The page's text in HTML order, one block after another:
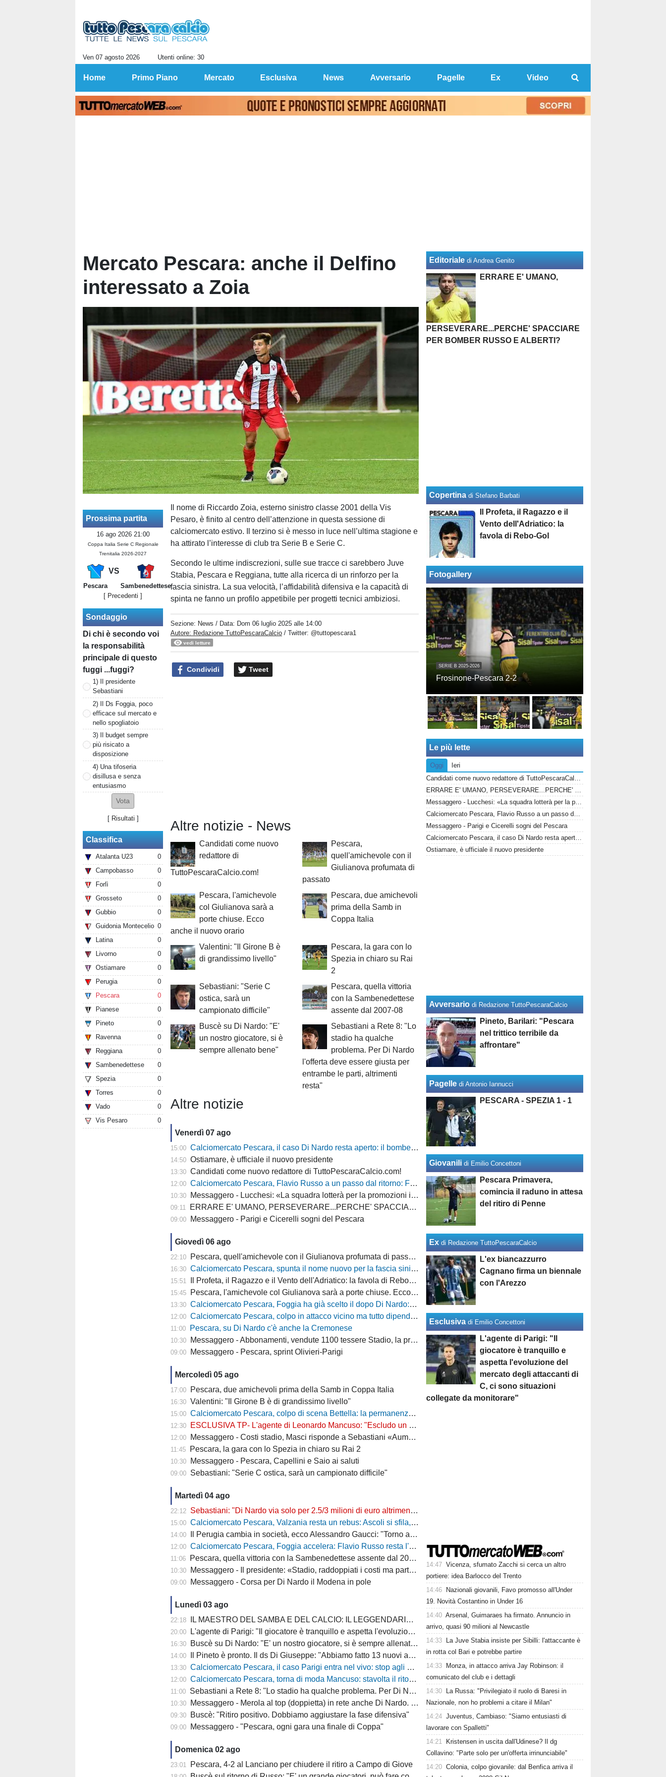
Ven 07 agosto 2026 Utenti online: 30
Home Primo Piano Mercato Esclusiva News Avversario Pagelle Ex Video
Mercato Pescara: anche il Delfino
interessato a Zoia
Prossima partita
16 ago 2026 21:00
Coppa Italia Serie C Regionale
Trenitalia 2026-2027
VS
Pescara
Sambenedettese
[ Precedenti ]
Sondaggio
Di chi è secondo voi
la responsabilità
principale di questo
fuggi ...fuggi?
1) Il presidente
Sebastiani
2) Il Ds Foggia, poco
efficace sul mercato e
nello spogliatoio
3) Il budget sempre
più risicato a
disposizione
4) Una tifoseria
disillusa e senza
entusiasmo
[ Risultati ]
Classifica
Atalanta U23
0
Campobasso
0
Forlì
0
Grosseto
0
Gubbio
0
Guidonia Montecelio 0
Latina
0
Livorno
0
Ostiamare
0
Perugia
0
Pescara
0
Pianese
0
Pineto
0
Ravenna
0
Reggiana
0
Sambenedettese
0
Spezia
0
Torres
0
Vado
0
Vis Pesaro
0
Il nome di Riccardo Zoia, esterno sinistro classe 2001 della Vis
Pesaro, è finito al centro dell’attenzione in questa sessione di
calciomercato estivo. Il terzino si è messo in luce nell’ultima stagione e
ha attirato l’interesse di club tra Serie B e Serie C.
Secondo le ultime indiscrezioni, sulle sue tracce ci sarebbero Juve
Stabia, Pescara e Reggiana, tutte alla ricerca di un rinforzo per la
fascia sinistra. La sua velocità, l’affidabilità difensiva e la capacità di
spinta ne fanno un profilo appetibile per progetti tecnici ambiziosi.
Sezione: News / Data: Dom 06 luglio 2025 alle 14:00
Autore: Redazione TuttoPescaraCalcio / Twitter: @tuttopescara1
vedi letture
Condividi Tweet
Altre notizie - News
Candidati come nuovo
redattore di
TuttoPescaraCalcio.com!
Pescara,
quell'amichevole con il
Giulianova profumata di
passato
Pescara, l'amichevole
col Giulianova sarà a
porte chiuse. Ecco
anche il nuovo orario
Pescara, due amichevoli
prima della Samb in
Coppa Italia
Valentini: "Il Girone B è
di grandissimo livello"
Pescara, la gara con lo
Spezia in chiaro su Rai
2
Sebastiani: "Serie C
ostica, sarà un
campionato difficile"
Pescara, quella vittoria
con la Sambenedettese
assente dal 2007-08
Buscè su Di Nardo: "E'
un nostro giocatore, si è
sempre allenato bene"
Sebastiani a Rete 8: "Lo
stadio ha qualche
problema. Per Di Nardo
l'offerta deve essere giusta per
entrambe le parti, altrimenti
resta"
Altre notizie
Venerdì 07 ago
15:00 Calciomercato Pescara, il caso Di Nardo resta aperto: il bomber può anche restare in biancazzurro
14:50 Ostiamare, è ufficiale il nuovo presidente
13:30 Candidati come nuovo redattore di TuttoPescaraCalcio.com!
12:00 Calciomercato Pescara, Flavio Russo a un passo dal ritorno: Foggia accelera, il Sassuolo prepara il via libera
10:30 Messaggero - Lucchesi: «La squadra lotterà per la promozioni in serie B»
09:11 ERRARE E' UMANO, PERSEVERARE...PERCHE' SPACCIARE PER BOMBER RUSSO E ALBERTI?
09:00 Messaggero - Parigi e Cicerelli sogni del Pescara
Giovedì 06 ago
22:10 Pescara, quell'amichevole con il Giulianova profumata di passato
16:30 Calciomercato Pescara, spunta il nome nuovo per la fascia sinistra
15:51 Il Profeta, il Ragazzo e il Vento dell'Adriatico: la favola di Rebo-Gol
15:45 Pescara, l'amichevole col Giulianova sarà a porte chiuse. Ecco anche il nuovo orario
13:30 Calciomercato Pescara, Foggia ha già scelto il dopo Di Nardo: c'è un nome in cima alla lista
12:00 Calciomercato Pescara, colpo in attacco vicino ma tutto dipende da Di Nardo: il Frosinone si chiama fuori?
11:00 Pescara, su Di Nardo c'è anche la Cremonese
10:30 Messaggero - Abbonamenti, vendute 1100 tessere Stadio, la protesta dei tifosi disabili
09:00 Messaggero - Pescara, sprint Olivieri-Parigi
Mercoledì 05 ago
17:00 Pescara, due amichevoli prima della Samb in Coppa Italia
16:30 Valentini: "Il Girone B è di grandissimo livello"
15:00 Calciomercato Pescara, colpo di scena Bettella: la permanenza non è più un'ipotesi, ecco cosa sta succedendo
12:30 ESCLUSIVA TP- L'agente di Leonardo Mancuso: "Escludo un suo ritorno a Pescara, vuole rimanere in B"
12:00 Messaggero - Costi stadio, Masci risponde a Sebastiani «Aumenti per ridurre il peso sui cittadini»
11:45 Pescara, la gara con lo Spezia in chiaro su Rai 2
10:30 Messaggero - Pescara, Capellini e Saio ai saluti
09:00 Sebastiani: "Serie C ostica, sarà un campionato difficile"
Martedì 04 ago
22:12 Sebastiani: "Di Nardo via solo per 2.5/3 milioni di euro altrimenti resta a Pescara"
15:00 Calciomercato Pescara, Valzania resta un rebus: Ascoli si sfila, il Catanzaro osserva
14:00 Il Perugia cambia in società, ecco Alessandro Gaucci: "Torno a casa, ecco chi è il nuovo allenatore"
12:00 Calciomercato Pescara, Foggia accelera: Flavio Russo resta l'obiettivo, ma cresce la concorrenza
11:06 Pescara, quella vittoria con la Sambenedettese assente dal 2007-08
10:30 Messaggero - Il presidente: «Stadio, raddoppiati i costi ma parte della tribuna ancora chiusa»
09:00 Messaggero - Corsa per Di Nardo il Modena in pole
Lunedì 03 ago
22:18 IL MAESTRO DEL SAMBA E DEL CALCIO: IL LEGGENDARIO PESCARA DI LEO JÚNIOR
20:00 L'agente di Parigi: "Il giocatore è tranquillo e aspetta l'evoluzione del mercato degli attaccanti di C, ci sono situazioni collegate da monitorare"
16:30 Buscè su Di Nardo: "E' un nostro giocatore, si è sempre allenato bene"
14:00 Il Pineto è pronto. Il ds Di Giuseppe: "Abbiamo fatto 13 nuovi acquisti, la rosa è completa"
13:30 Calciomercato Pescara, il caso Parigi entra nel vivo: stop agli allenamenti, cessione sempre più vicina
12:00 Calciomercato Pescara, torna di moda Mancuso: stavolta il ritorno può diventare realtà
11:00 Sebastiani a Rete 8: "Lo stadio ha qualche problema. Per Di Nardo l'offerta deve essere giusta per entrambe le parti, altrimenti resta"
10:30 Messaggero - Merola al top (doppietta) in rete anche Di Nardo. Bene i rossoneri
09:30 Buscè: "Ritiro positivo. Dobbiamo aggiustare la fase difensiva"
09:00 Messaggero - "Pescara, ogni gara una finale di Coppa"
Domenica 02 ago
23:01 Pescara, 4-2 al Lanciano per chiudere il ritiro a Campo di Giove
Editoriale di Andrea Genito
ERRARE E' UMANO,
PERSEVERARE...PERCHE' SPACCIARE
PER BOMBER RUSSO E ALBERTI?
Copertina di Stefano Barbati
Il Profeta, il Ragazzo e il
Vento dell'Adriatico: la
favola di Rebo-Gol
Fotogallery
SERIE B 2025-2026
Frosinone-Pescara 2-2
Le più lette
Oggi
Ieri
Candidati come nuovo redattore di TuttoPescaraCalcio.com!
ERRARE E' UMANO, PERSEVERARE...PERCHE' SPACCIARE PER BOMBER RUSSO E ALBERTI?
Messaggero - Lucchesi: «La squadra lotterà per la promozioni in serie B»
Calciomercato Pescara, Flavio Russo a un passo dal ritorno: Foggia accelera, il Sassuolo prepara il via libera
Messaggero - Parigi e Cicerelli sogni del Pescara
Calciomercato Pescara, il caso Di Nardo resta aperto: il bomber può anche restare in biancazzurro
Ostiamare, è ufficiale il nuovo presidente
Avversario di Redazione TuttoPescaraCalcio
Pineto, Barilari: "Pescara
nel trittico terribile da
affrontare"
Pagelle di Antonio Iannucci
PESCARA - SPEZIA 1 - 1
Giovanili di Emilio Concettoni
Pescara Primavera,
comincia il raduno in attesa
del ritiro di Penne
Ex di Redazione TuttoPescaraCalcio
L'ex biancazzurro
Cagnano firma un biennale
con l'Arezzo
Esclusiva di Emilio Concettoni
L'agente di Parigi: "Il
giocatore è tranquillo e
aspetta l'evoluzione del
mercato degli attaccanti di
C, ci sono situazioni
collegate da monitorare"
14:47 Vicenza, sfumato Zacchi si cerca un altro
portiere: idea Barlocco del Trento
14:46
Nazionali giovanili, Favo promosso all'Under
19. Novità Costantino in Under 16
14:40 Arsenal, Guimaraes ha firmato. Annuncio in
arrivo, quasi 90 milioni al Newcastle
14:33
La Juve Stabia insiste per Sibilli: l'attaccante è
in rotta col Bari e potrebbe partire
14:33
Monza, in attacco arriva Jay Robinson: il
comunicato del club e i dettagli
14:30
La Russa: "Privilegiato il ruolo di Baresi in
Nazionale, non ho problemi a citare il Milan"
14:24 Juventus, Cambiaso: "Siamo entusiasti di
lavorare con Spalletti"
14:21
Kristensen in uscita dall'Udinese? Il dg
Collavino: "Parte solo per un'offerta irrinunciabile"
14:20 Colonia, colpo giovanile: dal Benfica arriva il